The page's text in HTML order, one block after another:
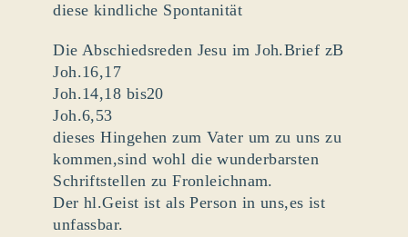
diese kindliche Spontanität
Die Abschiedsreden Jesu im Joh.Brief zB
Joh.16,17
Joh.14,18 bis20
Joh.6,53
dieses Hingehen zum Vater um zu uns zu
kommen,sind wohl die wunderbarsten
Schriftstellen zu Fronleichnam.
Der hl.Geist ist als Person in uns,es ist
unfassbar.